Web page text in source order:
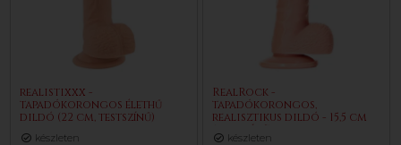
realistixxx -
tapadókorongos élethű
dildó (22 cm, testszínű)
készleten
RealRock -
tapadókorongos,
realisztikus dildó - 15,5 cm
(testszínű)
készleten